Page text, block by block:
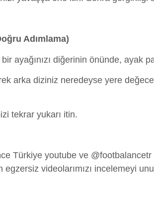
Adımlama)
ayağınızı diğerinin önünde, ayak
arka diziniz neredeyse yere
tekrar yukarı itin.
Türkiye youtube ve
egzersiz videolarımızı incelemeyi